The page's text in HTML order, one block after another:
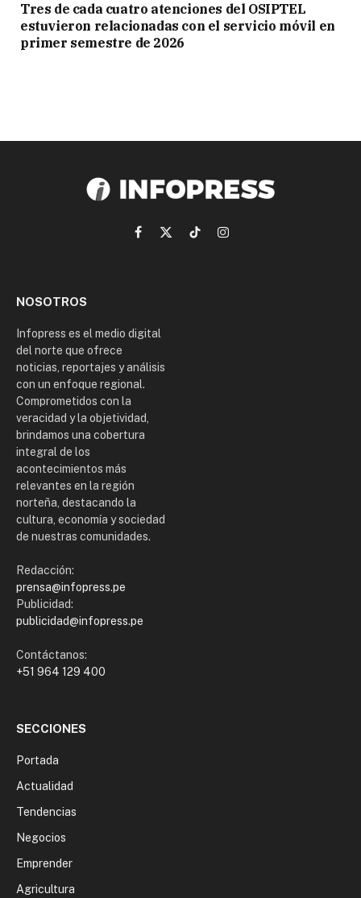
Tres de cada cuatro atenciones del OSIPTEL
estuvieron relacionadas con el servicio móvil en
primer semestre de 2026
Facebook
X
TikTokInstagram
NOSOTROS
Infopress es el medio digital
del norte que ofrece
noticias, reportajes y análisis
con un enfoque regional.
Comprometidos con la
veracidad y la objetividad,
brindamos una cobertura
integral de los
acontecimientos más
relevantes en la región
norteña, destacando la
cultura, economía y sociedad
de nuestras comunidades.
Redacción:
prensa@infopress.pe
Publicidad:
publicidad@infopress.pe
Contáctanos:
+51 964 129 400
SECCIONES
Portada
Actualidad
Tendencias
Negocios
Emprender
Agricultura